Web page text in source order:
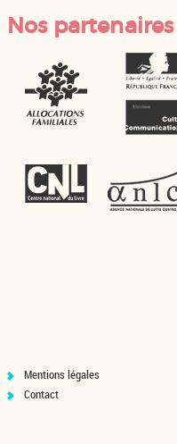
Nos partenaires
Mentions légales
Contact